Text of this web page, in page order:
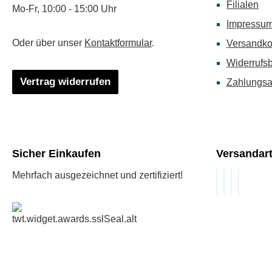
Mo-Fr, 10:00 - 15:00 Uhr
Oder über unser Kontaktformular.
Vertrag widerrufen
Filialen
Sicher Einkaufen
Mehrfach ausgezeichnet und zertifiziert!